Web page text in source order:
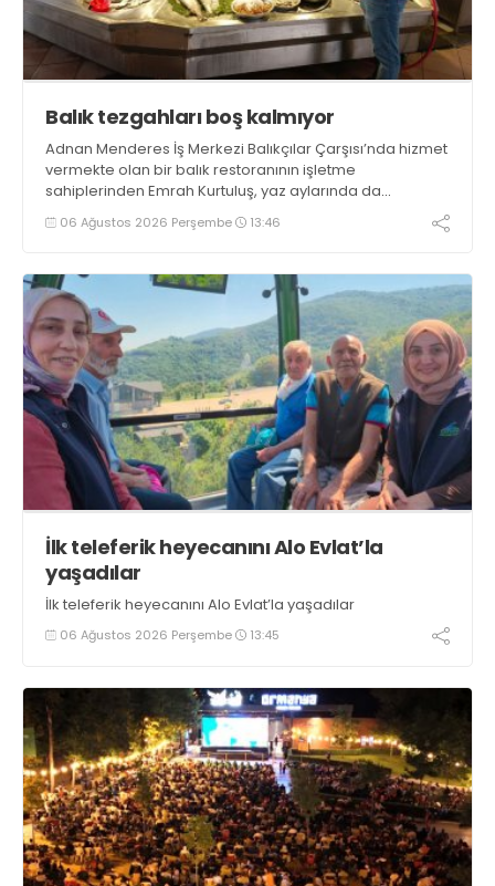
Balık tezgahları boş kalmıyor
Adnan Menderes İş Merkezi Balıkçılar Çarşısı’nda hizmet
vermekte olan bir balık restoranının işletme
sahiplerinden Emrah Kurtuluş, yaz aylarında da
tezgahlarda taze balık bulunduğunu ifade ederek “Yıl
boyunca tezgahlarda taze balık bulmak mümkün
06 Ağustos 2026 Perşembe 13:46
İlk teleferik heyecanını Alo Evlat’la
yaşadılar
İlk teleferik heyecanını Alo Evlat’la yaşadılar
06 Ağustos 2026 Perşembe 13:45